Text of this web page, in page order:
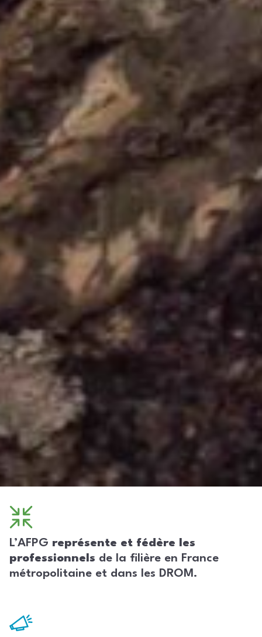
L’AFPG représente et fédère les
professionnels de la filière en France
métropolitaine et dans les DROM.